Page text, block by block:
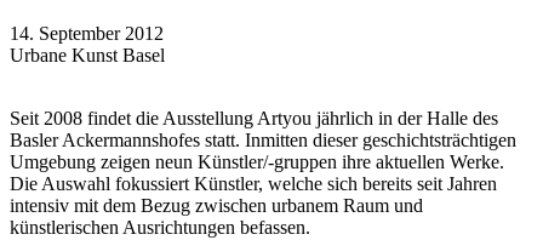
14. September 2012
Urbane Kunst Basel
Seit 2008 findet die Ausstellung Artyou jährlich in der Halle des
Basler Ackermannshofes statt. Inmitten dieser geschichtsträchtigen
Umgebung zeigen neun Künstler/-gruppen ihre aktuellen Werke.
Die Auswahl fokussiert Künstler, welche sich bereits seit Jahren
intensiv mit dem Bezug zwischen urbanem Raum und
künstlerischen Ausrichtungen befassen.